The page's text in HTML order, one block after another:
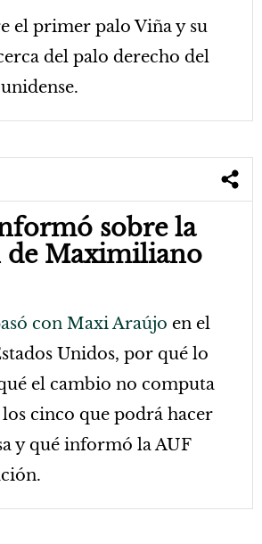
el primer palo Viña y su
del palo derecho del
sobre la
de Maximiliano
con Maxi Araújo en el
Unidos, por qué lo
el cambio no computa
cinco que podrá hacer
y qué informó la AUF